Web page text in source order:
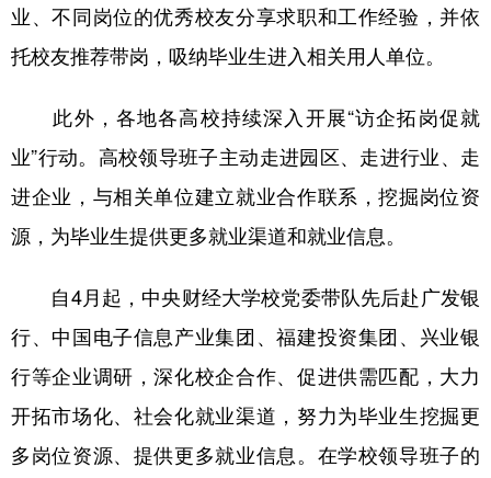
业、不同岗位的优秀校友分享求职和工作经验，并依
托校友推荐带岗，吸纳毕业生进入相关用人单位。
此外，各地各高校持续深入开展“访企拓岗促就
业”行动。高校领导班子主动走进园区、走进行业、走
进企业，与相关单位建立就业合作联系，挖掘岗位资
源，为毕业生提供更多就业渠道和就业信息。
自4月起，中央财经大学校党委带队先后赴广发银
行、中国电子信息产业集团、福建投资集团、兴业银
行等企业调研，深化校企合作、促进供需匹配，大力
开拓市场化、社会化就业渠道，努力为毕业生挖掘更
多岗位资源、提供更多就业信息。在学校领导班子的